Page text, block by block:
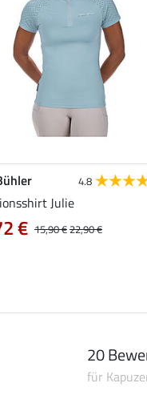
4.8
Julie
15,90 €22,90 €
€
20
für